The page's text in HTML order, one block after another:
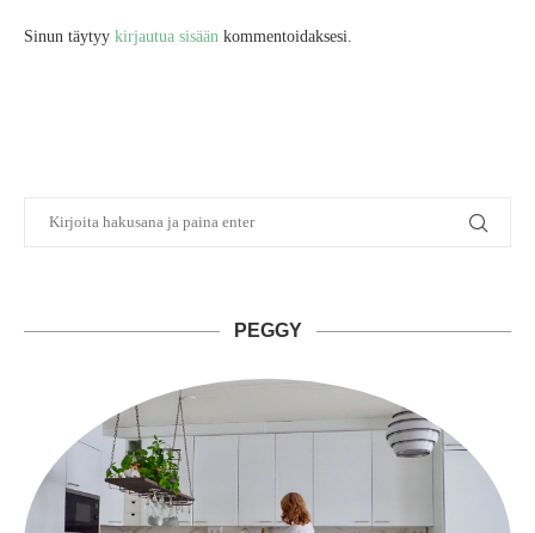
Sinun täytyy kirjautua sisään kommentoidaksesi.
PEGGY